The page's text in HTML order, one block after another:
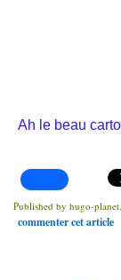
Ah le beau
Published by hugo-
commenter cet article